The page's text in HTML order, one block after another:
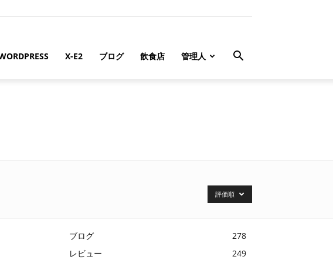
X-E2 ブログ 飲食店 管理人
評価順
ブログ
278
レビュー
249